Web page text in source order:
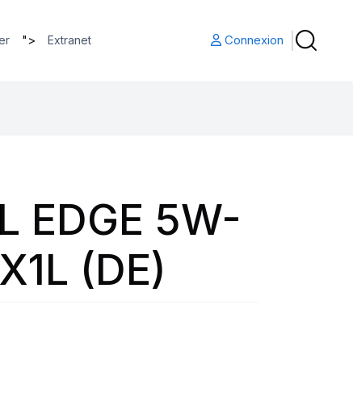
"> Extranet Connexion
EDGE 5W-
(DE)